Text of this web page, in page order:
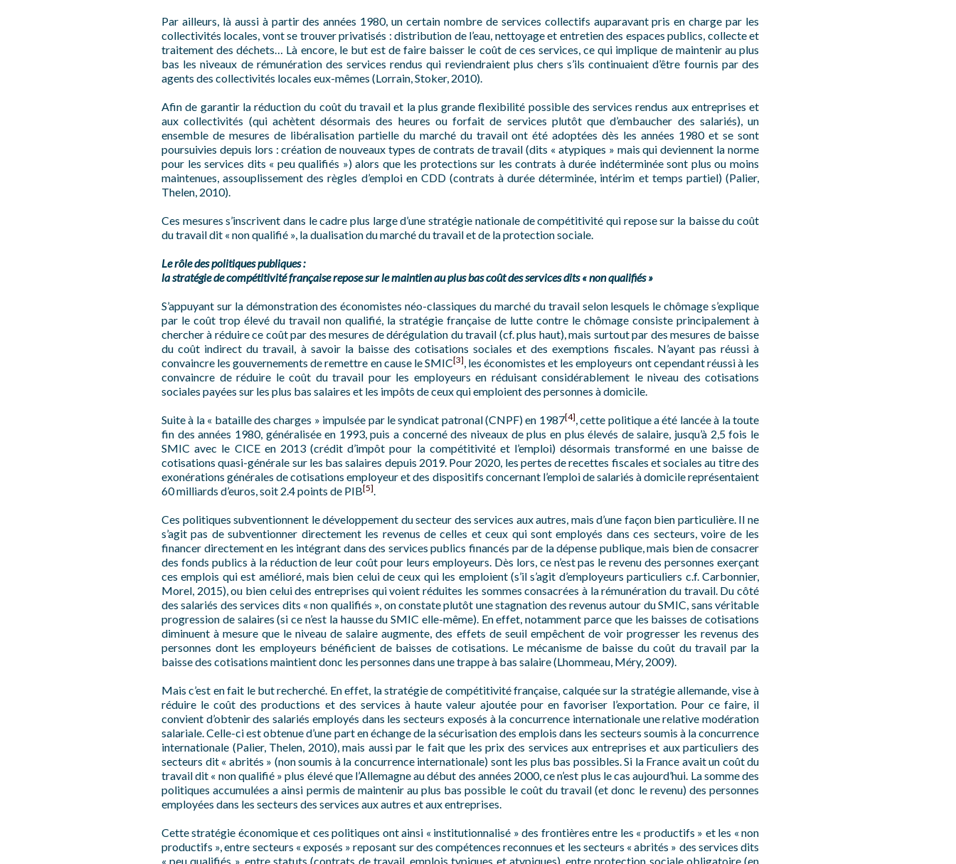
Par ailleurs, là aussi à partir des années 1980, un certain nombre de services collectifs auparavant pris en charge par les
collectivités locales, vont se trouver privatisés : distribution de l’eau, nettoyage et entretien des espaces publics, collecte et
traitement des déchets… Là encore, le but est de faire baisser le coût de ces services, ce qui implique de maintenir au plus
bas les niveaux de rémunération des services rendus qui reviendraient plus chers s’ils continuaient d’être fournis par des
agents des collectivités locales eux-mêmes (Lorrain, Stoker, 2010).
Afin de garantir la réduction du coût du travail et la plus grande flexibilité possible des services rendus aux entreprises et
aux collectivités (qui achètent désormais des heures ou forfait de services plutôt que d’embaucher des salariés), un
ensemble de mesures de libéralisation partielle du marché du travail ont été adoptées dès les années 1980 et se sont
poursuivies depuis lors : création de nouveaux types de contrats de travail (dits « atypiques » mais qui deviennent la norme
pour les services dits « peu qualifiés ») alors que les protections sur les contrats à durée indéterminée sont plus ou moins
maintenues, assouplissement des règles d’emploi en CDD (contrats à durée déterminée, intérim et temps partiel) (Palier,
Thelen, 2010).
Ces mesures s’inscrivent dans le cadre plus large d’une stratégie nationale de compétitivité qui repose sur la baisse du coût
du travail dit « non qualifié », la dualisation du marché du travail et de la protection sociale.
Le rôle des politiques publiques :
la stratégie de compétitivité française repose sur le maintienau plus bas coût des services dits « non qualifiés »
S’appuyant sur la démonstration des économistes néo-classiques du marché du travail selon lesquels le chômage s’explique
par le coût trop élevé du travail non qualifié, la stratégie française de lutte contre le chômage consiste principalement à
chercher à réduire ce coût par des mesures de dérégulation du travail (cf. plus haut), mais surtout par des mesures de baisse
du coût indirect du travail, à savoir la baisse des cotisations sociales et des exemptions fiscales. N’ayant pas réussi à
convaincre les gouvernements de remettre en cause le SMIC[3], les économistes et les employeurs ont cependant réussi à les
convaincre de réduire le coût du travail pour les employeurs en réduisant considérablement le niveau des cotisations
sociales payées sur les plus bas salaires et les impôts de ceux qui emploient des personnes à domicile.
Suite à la « bataille des charges » impulsée par le syndicat patronal (CNPF) en 1987[4], cette politique a été lancée à la toute
fin des années 1980, généralisée en 1993, puis a concerné des niveaux de plus en plus élevés de salaire, jusqu’à 2,5 fois le
SMIC avec le CICE en 2013 (crédit d’impôt pour la compétitivité et l’emploi) désormais transformé en une baisse de
cotisations quasi-générale sur les bas salaires depuis 2019. Pour 2020, les pertes de recettes fiscales et sociales au titre des
exonérations générales de cotisations employeur et des dispositifs concernant l’emploi de salariés à domicile représentaient
60 milliards d’euros, soit 2.4 points de PIB[5].
Ces politiques subventionnent le développement du secteur des services aux autres, mais d’une façon bien particulière. Il ne
s’agit pas de subventionner directement les revenus de celles et ceux qui sont employés dans ces secteurs, voire de les
financer directement en les intégrant dans des services publics financés par de la dépense publique, mais bien de consacrer
des fonds publics à la réduction de leur coût pour leurs employeurs. Dès lors, ce n’est pas le revenu des personnes exerçant
ces emplois qui est amélioré, mais bien celui de ceux qui les emploient (s’il s’agit d’employeurs particuliers c.f. Carbonnier,
Morel, 2015), ou bien celui des entreprises qui voient réduites les sommes consacrées à la rémunération du travail. Du côté
des salariés des services dits « non qualifiés », on constate plutôt une stagnation des revenus autour du SMIC, sans véritable
progression de salaires (si ce n’est la hausse du SMIC elle-même). En effet, notamment parce que les baisses de cotisations
diminuent à mesure que le niveau de salaire augmente, des effets de seuil empêchent de voir progresser les revenus des
personnes dont les employeurs bénéficient de baisses de cotisations. Le mécanisme de baisse du coût du travail par la
baisse des cotisations maintient donc les personnes dans une trappe à bas salaire (Lhommeau, Méry, 2009).
Mais c’est en fait le but recherché. En effet, la stratégie de compétitivité française, calquée sur la stratégie allemande, vise à
réduire le coût des productions et des services à haute valeur ajoutée pour en favoriser l’exportation. Pour ce faire, il
convient d’obtenir des salariés employés dans les secteurs exposés à la concurrence internationale une relative modération
salariale. Celle-ci est obtenue d’une part en échange de la sécurisation des emplois dans les secteurs soumis à la concurrence
internationale (Palier, Thelen, 2010), mais aussi par le fait que les prix des services aux entreprises et aux particuliers des
secteurs dit « abrités » (non soumis à la concurrence internationale) sont les plus bas possibles. Si la France avait un coût du
travail dit « non qualifié » plus élevé que l’Allemagne au début des années 2000, ce n’est plus le cas aujourd’hui. La somme des
politiques accumulées a ainsi permis de maintenir au plus bas possible le coût du travail (et donc le revenu) des personnes
employées dans les secteurs des services aux autres et aux entreprises.
Cette stratégie économique et ces politiques ont ainsi « institutionnalisé » des frontières entre les « productifs » et les « non
productifs », entre secteurs « exposés » reposant sur des compétences reconnues et les secteurs « abrités » des services dits
« peu qualifiés », entre statuts (contrats de travail, emplois typiques et atypiques), entre protection sociale obligatoire (en